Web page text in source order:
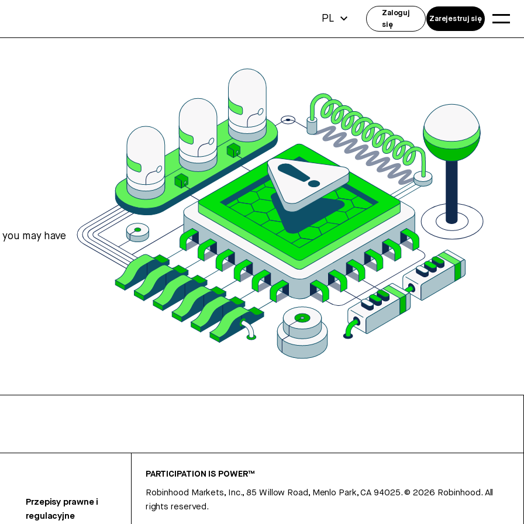
may have
Przepisy prawne i
regulacyjne
PARTICIPATION IS POWER™
Robinhood Markets, Inc., 85 Willow Road, Menlo Park, CA 94025.©2026 Robinhood. All
rights reserved.
PL
Zaloguj
się
Zarejestruj się